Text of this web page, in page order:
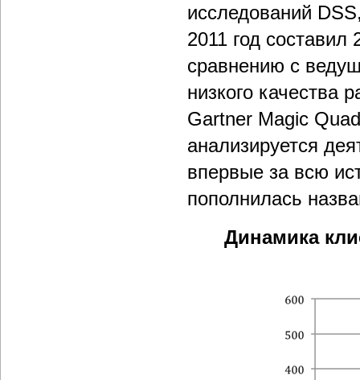
исследований
2011 год
сравнению с
низкого качества
Gartner Magic
анализируется
впервые за всю
пополнилась
Динамика